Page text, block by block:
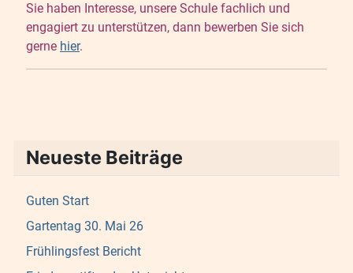
Sie haben Interesse, unsere Schule fachlich und
engagiert zu unterstützen, dann bewerben Sie sich
gerne hier.
Neueste Beiträge
Guten Start
Gartentag 30. Mai 26
Frühlingsfest Bericht